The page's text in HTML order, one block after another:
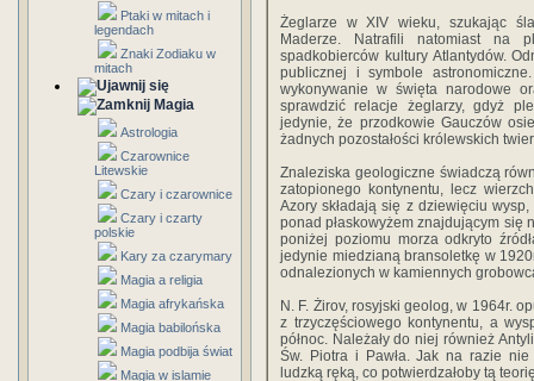
Ptaki w mitach i
legendach
Znaki Zodiaku w
mitach
Magia
Astrologia
Czarownice
Litewskie
Czary i czarownice
Czary i czarty
polskie
Kary za czarymary
Magia a religia
Magia afrykańska
Magia babilońska
Magia podbija świat
Magia w islamie
Żeglarze w XIV wieku, szukając
Maderze. Natrafili natomiast na
spadkobierców kultury Atlantydów.
publicznej i symbole
wykonywanie w święta narodowe
sprawdzić relacje żeglarzy, gdyż
jedynie, że przodkowie Gauczów
żadnych pozostałości królewskich
Znaleziska geologiczne świadczą
zatopionego kontynentu, lecz
Azory składają się z dziewięciu
ponad płaskowyżem znajdującym się
poniżej poziomu morza odkryto
jedynie miedzianą bransoletkę w
odnalezionych w kamiennych
N. F. Żirov, rosyjski geolog, w 1964r.
z trzyczęściowego kontynentu, a
północ. Należały do niej również
Św. Piotra i Pawła. Jak na razie
ludzką ręką, co potwierdzałoby tą